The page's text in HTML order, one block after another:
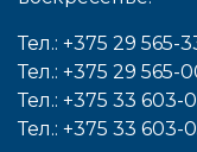
Тел.: +375 29 565-
Тел.: +375 29 565-
Тел.: +375 33 603-
Тел.: +375 33 603-